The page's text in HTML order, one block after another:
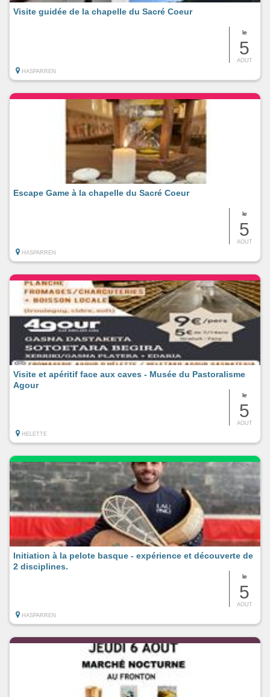
le
5
AOUT
Visite guidée de la chapelle du Sacré Coeur
HASPARREN
le
5
AOUT
Escape Game à la chapelle du Sacré Coeur
HASPARREN
le
5
AOUT
Visite et apéritif face aux caves - Musée du Pastoralisme
Agour
HELETTE
le
5
AOUT
Initiation à la pelote basque - expérience et découverte de
2 disciplines.
HASPARREN